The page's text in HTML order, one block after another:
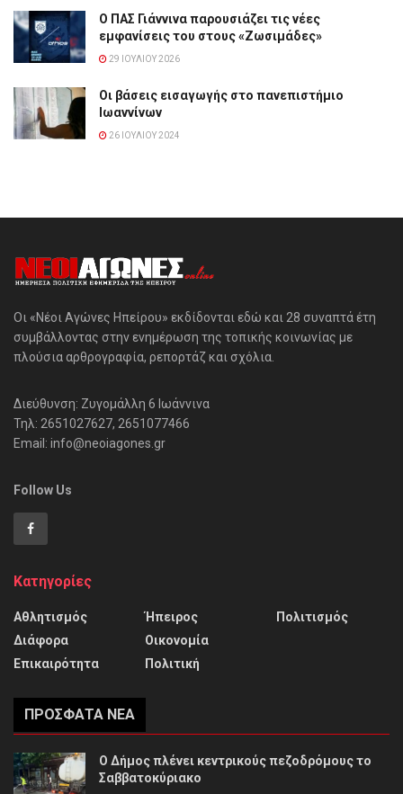
Ο ΠΑΣ Γιάννινα παρουσιάζει τις νέες
εμφανίσεις του στους «Ζωσιμάδες»
29 ΙΟΥΛΊΟΥ 2026
Οι βάσεις εισαγωγής στο πανεπιστήμιο
Ιωαννίνων
26 ΙΟΥΛΊΟΥ 2024
Οι «Νέοι Αγώνες Ηπείρου» εκδίδονται εδώ και 28 συναπτά έτη
συμβάλλοντας στην ενημέρωση της τοπικής κοινωνίας με
πλούσια αρθρογραφία, ρεπορτάζ και σχόλια.
Διεύθυνση: Ζυγομάλλη 6 Ιωάννινα
Τηλ: 2651027627, 2651077466
Email: info@neoiagones.gr
Follow Us
Κατηγορίες
Αθλητισμός
Διάφορα
Επικαιρότητα
Ήπειρος
Οικονομία
Πολιτική
Πολιτισμός
ΠΡΌΣΦΑΤΑ ΝΈΑ
Ο Δήμος πλένει κεντρικούς πεζοδρόμους το
Σαββατοκύριακο